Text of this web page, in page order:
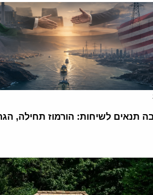
תנאים לשיחות: הורמוז תחילה,